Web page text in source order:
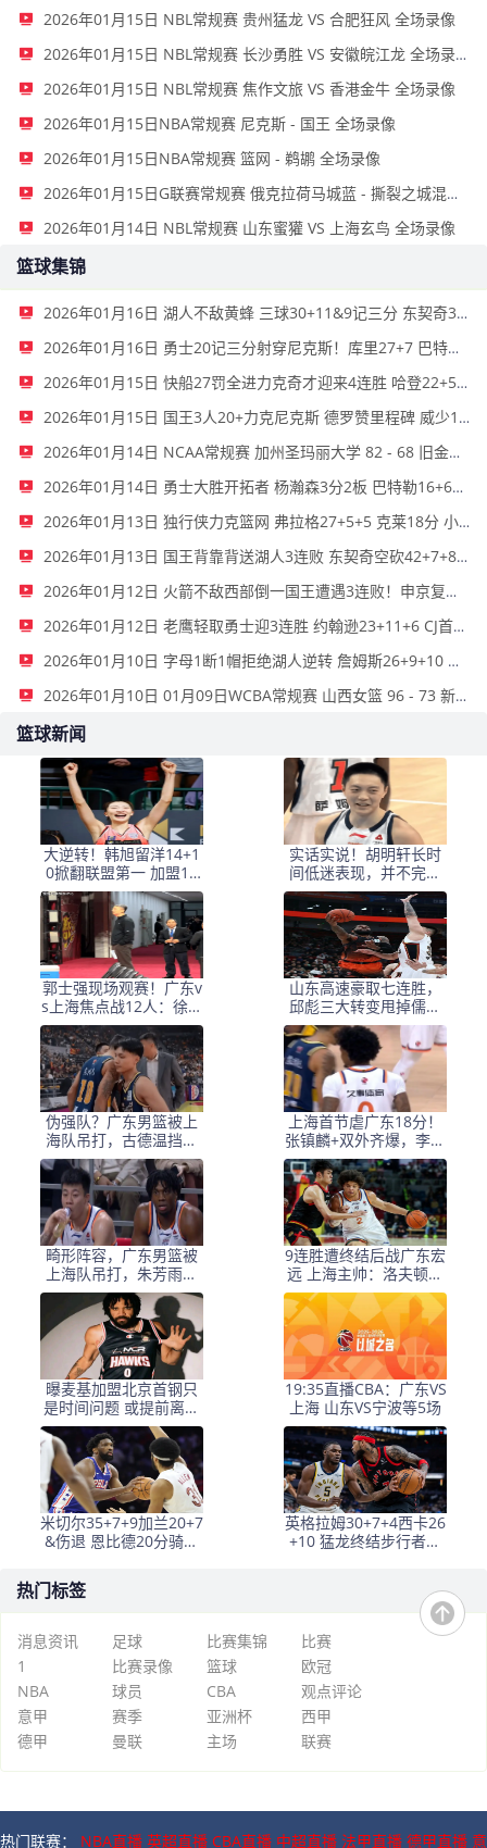
2026年01月15日 NBL常规赛 贵州猛龙 VS 合肥狂风 全场录像
2026年01月15日 NBL常规赛 长沙勇胜 VS 安徽皖江龙 全场录像
2026年01月15日 NBL常规赛 焦作文旅 VS 香港金牛 全场录像
2026年01月15日NBA常规赛 尼克斯 - 国王 全场录像
2026年01月15日NBA常规赛 篮网 - 鹈鹕 全场录像
2026年01月15日G联赛常规赛 俄克拉荷马城蓝 - 撕裂之城混音 全场录像
2026年01月14日 NBL常规赛 山东蜜獾 VS 上海玄鸟 全场录像
篮球集锦
2026年01月16日 湖人不敌黄蜂 三球30+11&9记三分 东契奇39分 詹姆斯29+9+6
2026年01月16日 勇士20记三分射穿尼克斯！库里27+7 巴特勒32+8 穆迪三分9中7
2026年01月15日 快船27罚全进力克奇才迎来4连胜 哈登22+5+8 伦纳德33分4断
2026年01月15日 国王3人20+力克尼克斯 德罗赞里程碑 威少11助 布伦森伤退
2026年01月14日 NCAA常规赛 加州圣玛丽大学 82 - 68 旧金山大学 全场集锦
2026年01月14日 勇士大胜开拓者 杨瀚森3分2板 巴特勒16+6+5 库里9中2送11助
2026年01月13日 独行侠力克篮网 弗拉格27+5+5 克莱18分 小波特28+9
2026年01月13日 国王背靠背送湖人3连败 东契奇空砍42+7+8+4断 威少22+5+7
2026年01月12日 火箭不敌西部倒一国王遭遇3连败！申京复出19+9 阿门31+13+6
2026年01月12日 老鹰轻取勇士迎3连胜 约翰逊23+11+6 CJ首秀12分 库里31+5
2026年01月10日 字母1断1帽拒绝湖人逆转 詹姆斯26+9+10 东契奇25中8&致命6犯
2026年01月10日 01月09日WCBA常规赛 山西女篮 96 - 73 新疆女篮 全场集锦
篮球新闻
大逆转！韩旭留洋14+1
0掀翻联盟第一 加盟10
战9胜联盟最佳
实话实说！胡明轩长时
间低迷表现，并不完全
是身体原因
郭士强现场观赛！广东v
s上海焦点战12人：徐杰
胡明轩张镇麟领衔
山东高速豪取七连胜，
邱彪三大转变甩掉儒帅
标签，学杜锋深得精髓
伪强队？广东男篮被上
海队吊打，古德温挡不
住，胡明轩再度拉胯
上海首节虐广东18分！
张镇麟+双外齐爆，李弘
权精准，广东太铁了
畸形阵容，广东男篮被
上海队吊打，朱芳雨需
要交易，否则夺冠无望
9连胜遭终结后战广东宏
远 上海主帅：洛夫顿轮
休
曝麦基加盟北京首钢只
是时间问题 或提前离开
NBL
19:35直播CBA：广东VS
上海 山东VS宁波等5场
米切尔35+7+9加兰20+7
&伤退 恩比德20分骑士
英格拉姆30+7+4西卡26
+10 猛龙终结步行者三
热门标签
消息资讯 足球 比赛集锦
比赛
1
比赛录像 篮球
欧冠
NBA
球员 CBA
观点评论
意甲
赛季 亚洲杯
西甲
德甲
曼联 主场 联赛
热门联赛： NBA直播 英超直播 CBA直播 中超直播 法甲直播 德甲直播 意